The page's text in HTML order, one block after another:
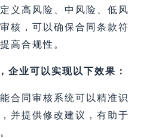
义高风险、中风险、低风
核，可以确保合同条款符
高合规性。
企业可以实现以下效果：
能合同审核系统可以精准识
并提供修改建议，有助于